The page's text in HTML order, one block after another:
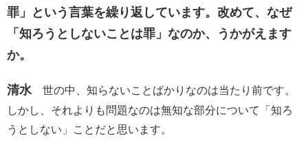
罪」という言葉を繰り返しています。改めて、なぜ
「知ろうとしないことは罪」なのか、うかがえます
か。
清水 世の中、知らないことばかりなのは当たり前です。
しかし、それよりも問題なのは無知な部分について「知ろ
うとしない」ことだと思います。